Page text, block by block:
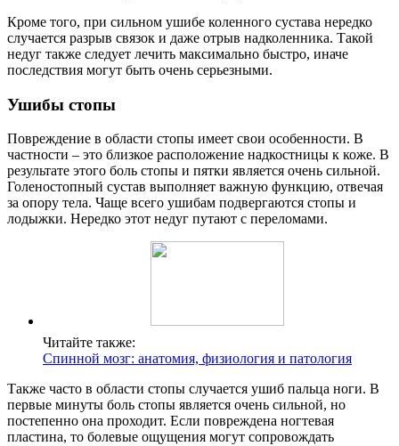
Кроме того, при сильном ушибе коленного сустава нередко
случается разрыв связок и даже отрыв надколенника. Такой
недуг также следует лечить максимально быстро, иначе
последствия могут быть очень серьезными.
Ушибы стопы
Повреждение в области стопы имеет свои особенности. В
частности – это близкое расположение надкостницы к коже. В
результате этого боль стопы и пятки является очень сильной.
Голеностопный сустав выполняет важную функцию, отвечая
за опору тела. Чаще всего ушибам подвергаются стопы и
лодыжки. Нередко этот недуг путают с переломами.
Читайте также:
Спинной мозг: анатомия, физиология и патология
Также часто в области стопы случается ушиб пальца ноги. В
первые минуты боль стопы является очень сильной, но
постепенно она проходит. Если повреждена ногтевая
пластина, то болевые ощущения могут сопровождать